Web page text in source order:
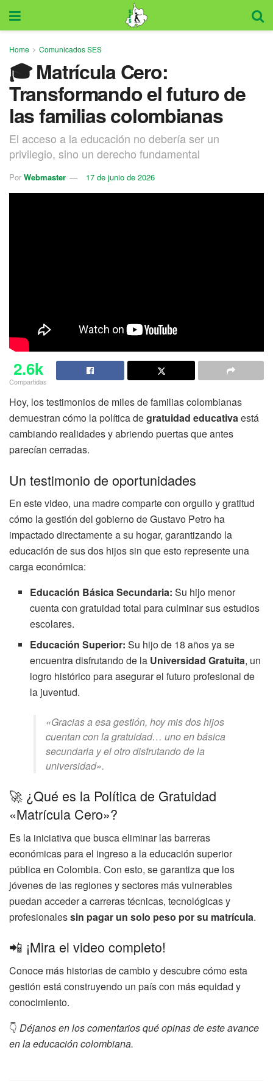
Home Comunicados SES
🎓 Matrícula Cero:
Transformando el futuro de
las familias colombianas
El acceso a la educación no debería ser un
privilegio, sino un derecho fundamental
Por Webmaster 17 de junio de 2026
2.6k
Compartidas
Hoy, los testimonios de miles de familias colombianas
demuestran cómo la política degratuidad educativaestá
cambiando realidades y abriendo puertas que antes
parecían cerradas.
Un testimonio de oportunidades
En este video, una madre comparte con orgullo y gratitud
cómo la gestión del gobierno de Gustavo Petro ha
impactado directamente a su hogar, garantizando la
educación de sus dos hijos sin que esto represente una
carga económica:
Educación Básica Secundaria: Su hijo menor
cuenta con gratuidad total para culminar sus estudios
escolares.
Educación Superior: Su hijo de 18 años ya se
encuentra disfrutando de la Universidad Gratuita, un
logro histórico para asegurar el futuro profesional de
la juventud.
«Gracias a esa gestión, hoy mis dos hijos
cuentan con la gratuidad… uno en básica
secundaria y el otro disfrutando de la
universidad».
🚀 ¿Qué es la Política de Gratuidad
«Matrícula Cero»?
Es la iniciativa que busca eliminar las barreras
económicas para el ingreso a la educación superior
pública en Colombia. Con esto, se garantiza que los
jóvenes de las regiones y sectores más vulnerables
puedan acceder a carreras técnicas, tecnológicas y
profesionalessin pagar un solo peso por su matrícula.
📲 ¡Mira el video completo!
Conoce más historias de cambio y descubre cómo esta
gestión está construyendo un país con más equidad y
conocimiento.
👇 Déjanos en los comentarios qué opinas de este avance
en la educación colombiana.